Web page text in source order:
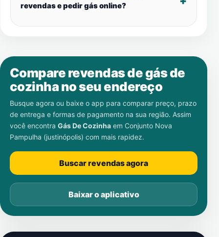
revendas e pedir gás online?
Compare revendas de gás de
cozinha no seu endereço
Busque agora ou baixe o app para comparar preço, prazo
de entrega e formas de pagamento na sua região. Assim
você encontra Gás De Cozinha em Conjunto Nova
Pampulha (justinópolis) com mais rapidez.
Buscar revendas agora
Baixar o aplicativo